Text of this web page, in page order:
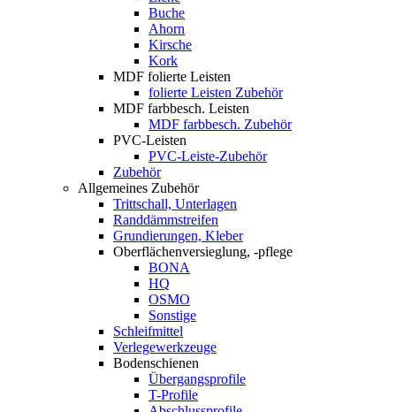
Buche
Ahorn
Kirsche
Kork
MDF folierte Leisten
folierte Leisten Zubehör
MDF farbbesch. Leisten
MDF farbbesch. Zubehör
PVC-Leisten
PVC-Leiste-Zubehör
Zubehör
Allgemeines Zubehör
Trittschall, Unterlagen
Randdämmstreifen
Grundierungen, Kleber
Oberflächenversieglung, -pflege
BONA
HQ
OSMO
Sonstige
Schleifmittel
Verlegewerkzeuge
Bodenschienen
Übergangsprofile
T-Profile